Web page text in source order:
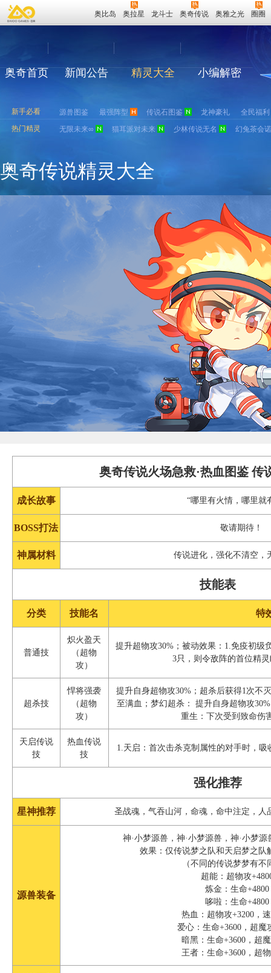
奥比岛 奥拉星 龙斗士 奥奇传说 奥雅之光 圈圈
奥奇首页 新闻公告 精灵大全 小编解密
新手必看 源兽图鉴 最强阵型 传说石图鉴 龙神豪礼
全民福利
热门精灵
无限未来∞ 猫耳派对未来 少林传说无名 幻兔茶会
奥奇传说精灵大全
奥奇传说火场急救·热血图鉴 传
成长故事 “哪里有火情，哪里就
BOSS打法 敬请期待！
神属材料 传说进化，强化不清空，
技能表
分类 技能名 特
普通技
炽火盈天
（超物
攻）
提升超物攻30%；被动效果：1.免疫初级
3只，则令敌阵的首位精
超杀技
悍将强袭
（超物
攻）
提升自身超物攻30%；超杀后获得1次不
至满血；梦幻超杀： 提升自身超物攻
重生：下次受到致命伤
天启传说
技
热血传说
技
1.天启：首次击杀克制属性的对手时，
强化推荐
星神推荐 圣战魂，气吞山河，命魂，命中注定，人
源兽装备
神·小梦源兽，神·小梦源兽，神·小梦源
效果：仅传说梦之队和天启梦之队
（不同的传说梦梦有不
超能：超物攻
炼金：生命
哆啦：生命
热血：超物攻+3200，
爱心：生命+3600，超魔
暗黑：生命+3600，超
王者：生命+3600，超